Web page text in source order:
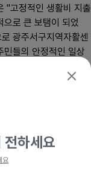
"고정적인 생활비 지출
으로 큰 보탬이 되었
광주서구지역자활센
민들의 안정적인 일상
니다. 따뜻한 마음을
전하세요
요